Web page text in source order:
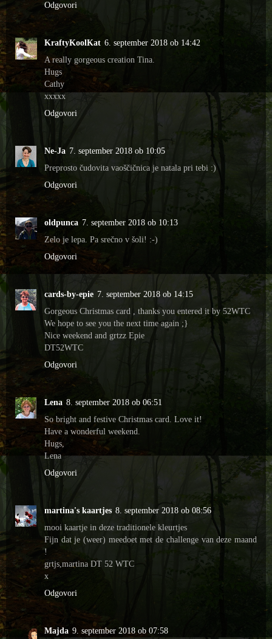
Odgovori
KraftyKoolKat 6. september 2018 ob 14:42
A really gorgeous creation Tina.
Hugs
Cathy
xxxxx
Odgovori
Ne-Ja 7. september 2018 ob 10:05
Preprosto čudovita vaoščičnica je natala pri tebi :)
Odgovori
oldpunca 7. september 2018 ob 10:13
Zelo je lepa. Pa srečno v šoli! :-)
Odgovori
cards-by-epie 7. september 2018 ob 14:15
Gorgeous Christmas card , thanks you entered it by 52WTC
We hope to see you the next time again ;}
Nice weekend and grtzz Epie
DT52WTC
Odgovori
Lena 8. september 2018 ob 06:51
So bright and festive Christmas card. Love it!
Have a wonderful weekend.
Hugs,
Lena
Odgovori
martina's kaartjes 8. september 2018 ob 08:56
mooi kaartje in deze traditionele kleurtjes
Fijn dat je (weer) meedoet met de challenge van deze maand
!
grtjs,martina DT 52 WTC
x
Odgovori
Majda 9. september 2018 ob 07:58